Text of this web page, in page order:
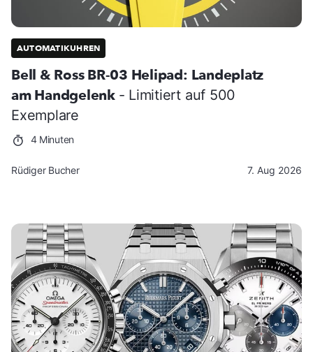
AUTOMATIKUHREN
Bell & Ross BR-03 Helipad: Landeplatz
am Handgelenk - Limitiert auf 500
Exemplare
4 Minuten
Rüdiger Bucher 7. Aug 2026